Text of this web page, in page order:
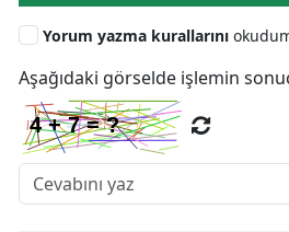
Yorum yazma kurallarını
Aşağıdaki görselde işlemin